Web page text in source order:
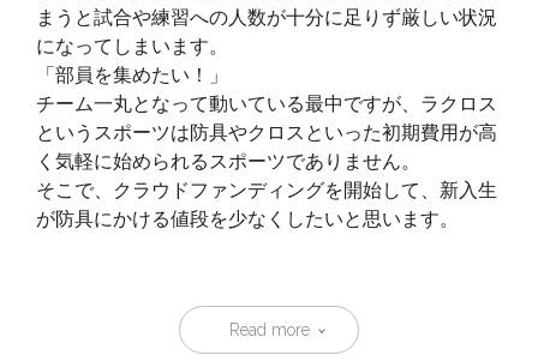
まうと試合や練習への人数が十分に足りず厳しい状況
になってしまいます。
「部員を集めたい！」
チーム一丸となって動いている最中ですが、ラクロス
というスポーツは防具やクロスといった初期費用が高
く気軽に始められるスポーツでありません。
そこで、クラウドファンディングを開始して、新入生
が防具にかける値段を少なくしたいと思います。
Read more